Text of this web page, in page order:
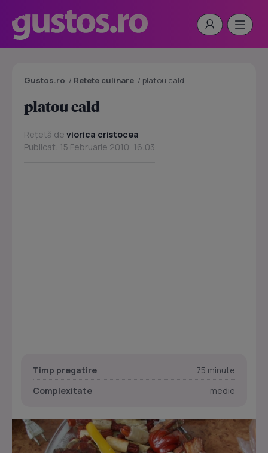
Gustos.ro / Retete culinare / platou cald
platou cald
Rețetă de viorica cristocea
Publicat: 15 Februarie 2010, 16:03
Timp pregatire
75 minute
Complexitate
medie